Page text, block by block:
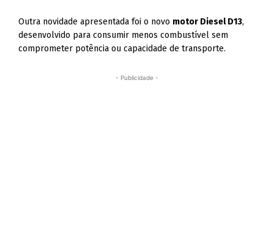
Outra novidade apresentada foi o novo motor Diesel D13,
desenvolvido para consumir menos combustível sem
comprometer potência ou capacidade de transporte.
- Publicidade -